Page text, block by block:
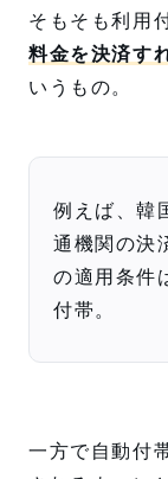
そもそも利用
料金を決済す
いうもの。
例えば、韓
通機関の決
の適用条件
付帯。
一方で自動付